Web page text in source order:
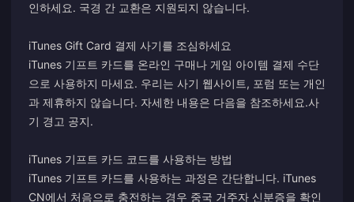
인하세요. 국경 간 교환은 지원되지 않습니다.
iTunes Gift Card 결제 사기를 조심하세요
iTunes 기프트 카드를 온라인 구매나 게임 아이템 결제 수단
으로 사용하지 마세요. 우리는 사기 웹사이트, 포럼 또는 개인
과 제휴하지 않습니다. 자세한 내용은 다음을 참조하세요.사
기 경고 공지.
iTunes 기프트 카드 코드를 사용하는 방법
iTunes 기프트 카드를 사용하는 과정은 간단합니다. iTunes
CN에서 처음으로 충전하는 경우 중국 거주자 신분증을 확인